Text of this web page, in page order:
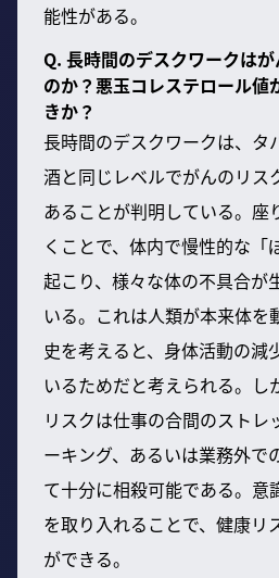
能性がある。
Q. 長時間のデスクワークは
のか？悪玉コレステロール値
きか？
長時間のデスクワークは、タ
酒と同じレベルでがんのリス
あることが判明している。座
くことで、体内で慢性的な「
起こり、様々な体の不具合が
いる。これは人類が本来体を
史を考えると、身体活動の減
いるためだと考えられる。し
リスクは仕事の合間のストレ
ーキング、あるいは業務外で
て十分に相殺可能である。意
を取り入れることで、健康リ
ができる。